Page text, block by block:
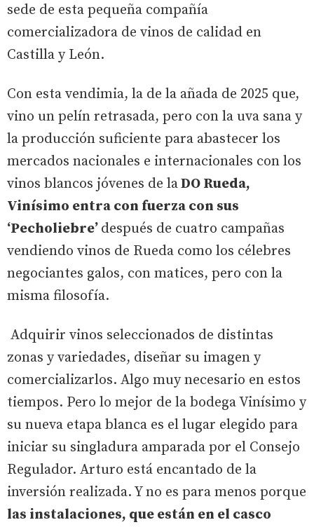
sede de esta pequeña compañía
comercializadora de vinos de calidad en
Castilla y León.
Con esta vendimia, la de la añada de 2025 que,
vino un pelín retrasada, pero con la uva sana y
la producción suficiente para abastecer los
mercados nacionales e internacionales con los
vinos blancos jóvenes de laDO Rueda,
Vinísimo entra con fuerza con sus
‘Pecholiebre’ después de cuatro campañas
vendiendo vinos de Rueda como los célebres
negociantes galos, con matices, pero con la
misma filosofía.
Adquirir vinos seleccionados de distintas
zonas y variedades, diseñar su imagen y
comercializarlos. Algo muy necesario en estos
tiempos. Pero lo mejor de la bodega Vinísimo y
su nueva etapa blanca es el lugar elegido para
iniciar su singladura amparada por el Consejo
Regulador. Arturo está encantado de la
inversión realizada. Y no es para menos porque
las instalaciones, que están en el casco